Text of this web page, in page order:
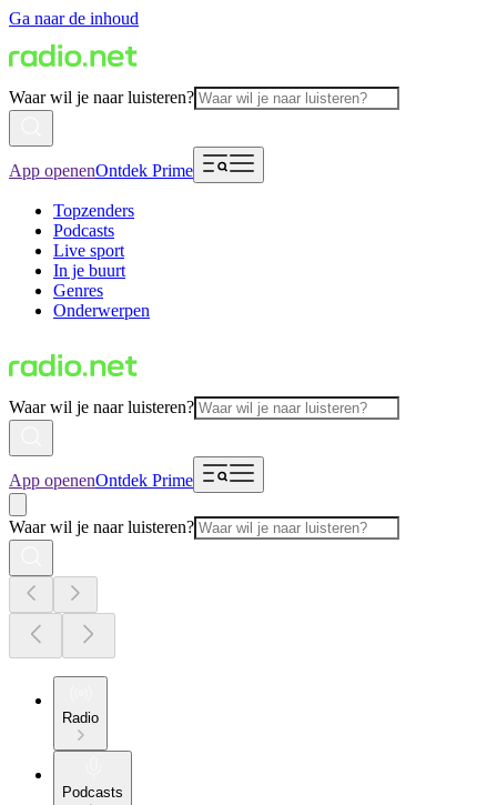
Ga naar de inhoud
Waar wil je naar luisteren?
App openenOntdek Prime
Topzenders
Podcasts
Live sport
In je buurt
Genres
Onderwerpen
Waar wil je naar luisteren?
App openenOntdek Prime
Waar wil je naar luisteren?
Radio
Podcasts